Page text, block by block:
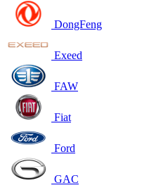
DongFeng
Exeed
FAW
Fiat
Ford
GAC